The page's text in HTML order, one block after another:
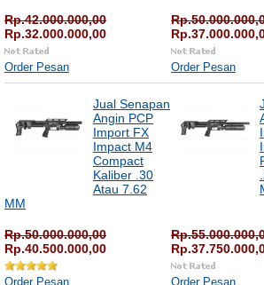
Rp.42.000.000,00
Rp.32.000.000,00
Order Pesan Order Pesan
Jual Senapan
Angin PCP
Import FX
Impact M4
Compact
Kaliber .30
Atau 7.62
MM
Rp.50.000.000,00
Rp.40.500.000,00
Order Pesan Order Pesan